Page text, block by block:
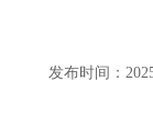
发布时间：